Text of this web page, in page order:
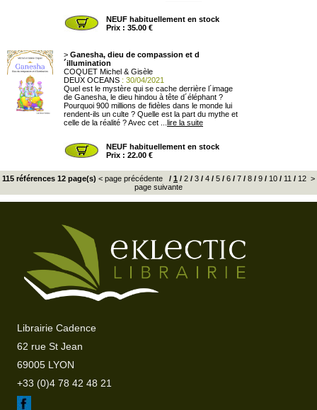
NEUF habituellement en stock
Prix : 35.00 €
> Ganesha, dieu de compassion et d
´illumination
COQUET Michel & Gisèle
DEUX OCEANS : 30/04/2021
Quel est le mystère qui se cache derrière l´image
de Ganesha, le dieu hindou à tête d´éléphant ?
Pourquoi 900 millions de fidèles dans le monde lui
rendent-ils un culte ? Quelle est la part du mythe et
celle de la réalité ? Avec cet ... lire la suite
NEUF habituellement en stock
Prix : 22.00 €
115 références 12 page(s) < page précédente / 1 / 2 / 3 / 4 / 5 / 6 / 7 / 8 / 9 / 10 / 11 / 12 >
page suivante
Librairie Cadence
62 rue St Jean
69005 LYON
+33 (0)4 78 42 48 21